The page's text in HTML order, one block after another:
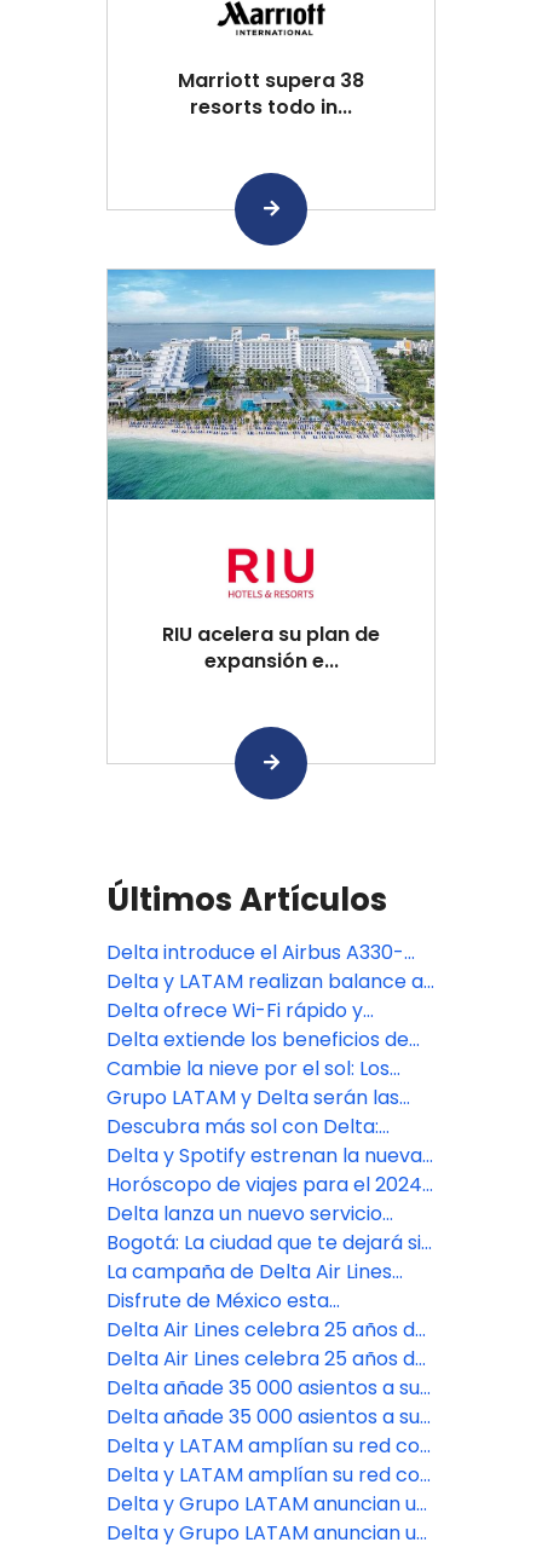
Marriott supera 38
resorts todo in...
RIU acelera su plan de
expansión e...
Últimos Artículos
Delta introduce el Airbus A330-
900neo de última generación en
vuelos entre EE.UU. y Argentina
Delta y LATAM realizan balance a
dos años de Joint Venture con un
crecimiento de 68% en vuelos
Delta ofrece Wi-Fi rápido y
gratuito en sus vuelos
internacionales
Delta extiende los beneficios de
Prioridad Corporativa a los
clientes de LATAM Airlines
Cambie la nieve por el sol: Los
nuevos vuelos de Delta desde MSP
a Aruba, St. Maarten y más
Grupo LATAM y Delta serán las
aerolíneas oficiales de la Copa
América 2024
Descubra más sol con Delta:
nuevas rutas a Barbados, Puerto
Plata, Mazatlán y más vuelos a
Curazao
Delta y Spotify estrenan la nueva
serie 'The Passport Sessions' que
conecta artistas, culturas e
historias
Horóscopo de viajes para el 2024:
Deje que las estrellas decidan sus
próximas vacaciones
Delta lanza un nuevo servicio
desde Río de Janeiro a Nueva
York-JFK
Bogotá: La ciudad que te dejará sin
aliento
La campaña de Delta Air Lines
busca inspirar a los viajeros a
“Subir para Ver más allá”
Disfrute de México esta
primavera* con el servicio directo
a Tulum de Delta
Delta Air Lines celebra 25 años de
servicio en Perú
Delta Air Lines celebra 25 años de
servicio en Perú
Delta añade 35 000 asientos a su
mayor programa de invierno en
Latinoamérica y el Caribe
Delta añade 35 000 asientos a su
mayor programa de invierno en
Latinoamérica y el Caribe
Delta y LATAM amplían su red con
un nuevo servicio Bogotá-Orlando
Delta y LATAM amplían su red con
un nuevo servicio Bogotá-Orlando
Delta y Grupo LATAM anuncian un
servicio nuevo y mejorado
Delta y Grupo LATAM anuncian un